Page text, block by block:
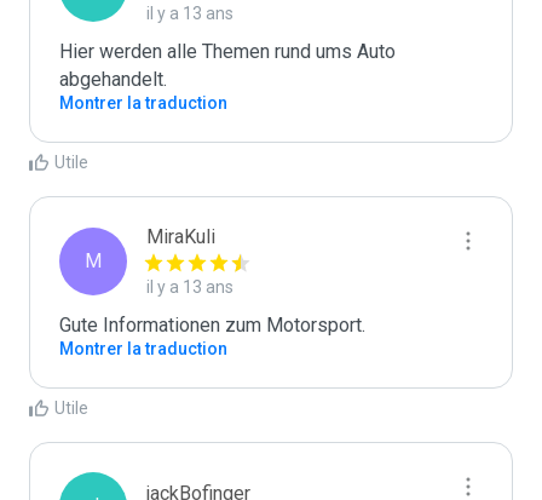
il y a 13 ans
Hier werden alle Themen rund ums Auto
abgehandelt.
Montrer la traduction
Utile
M
MiraKuli
il y a 13 ans
Gute Informationen zum Motorsport.
Montrer la traduction
Utile
jackBofinger